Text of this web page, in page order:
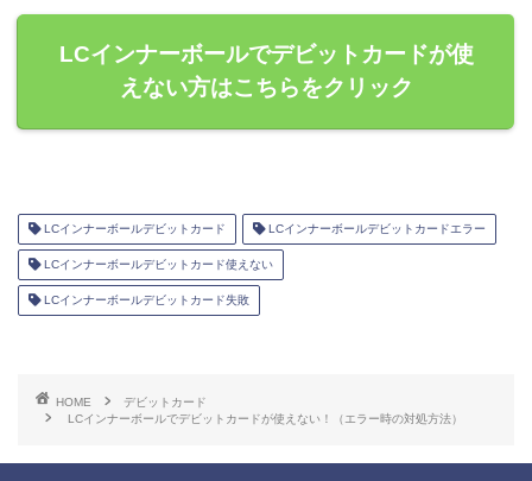
LCインナーボールでデビットカードが使
えない方はこちらをクリック
LCインナーボールデビットカード LCインナーボールデビットカードエラー
LCインナーボールデビットカード使えない
LCインナーボールデビットカード失敗
HOME
デビットカード
LCインナーボールでデビットカードが使えない！（エラー時の対処方法）